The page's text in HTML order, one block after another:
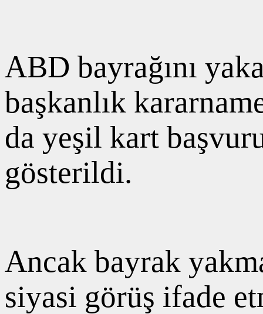
ABD bayrağını
başkanlık
da yeşil kart
gösterildi.
Ancak bayrak
siyasi görüş ifade